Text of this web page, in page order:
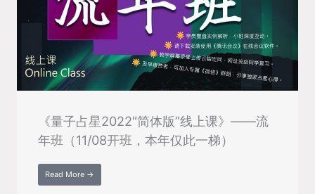
《量子占星2022″简体版”线上课》——流
年班（11/08开班，本年仅此一梯）
Read More →